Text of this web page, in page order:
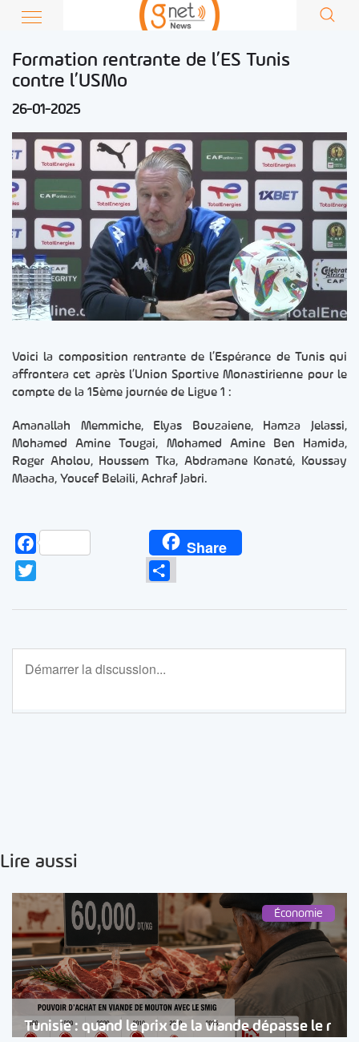
Formation rentrante de l’ES Tunis
contre l’USMo
26-01-2025
Voici la composition rentrante de l’Espérance de Tunis qui
affrontera cet après l’Union Sportive Monastirienne pour le
compte de la 15ème journée de Ligue 1 :
Amanallah Memmiche, Elyas Bouzaiene, Hamza Jelassi,
Mohamed Amine Tougai, Mohamed Amine Ben Hamida,
Roger Aholou, Houssem Tka, Abdramane Konaté, Koussay
Maacha, Youcef Belaili, Achraf Jabri.
Facebook Share
Lire aussi
Économie
Tunisie : quand le prix de la viande dépasse le r